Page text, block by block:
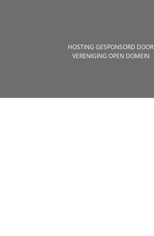
HOSTING GESPONSORD DOOR
VERENIGING OPEN DOMEIN